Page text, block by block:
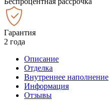
Гарантия
2 года
Описание
Отделка
Внутреннее наполнение
Информация
Отзывы